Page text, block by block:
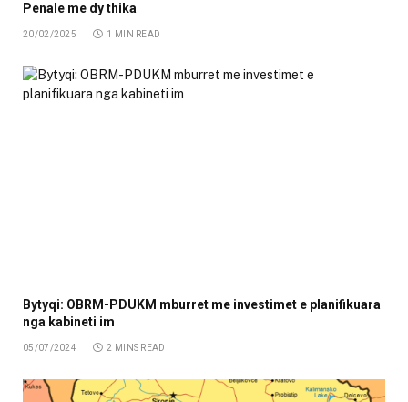
Penale me dy thika
20/02/2025 1 MIN READ
Bytyqi: OBRM-PDUKM mburret me investimet e planifikuara
nga kabineti im
05/07/2024 2 MINS READ